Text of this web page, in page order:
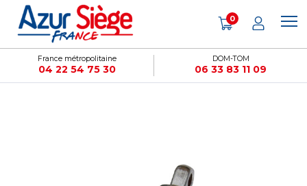
France métropolitaine
04 22 54 75 30
DOM-TOM
06 33 83 11 09
0
Panneau de gestion des cookies